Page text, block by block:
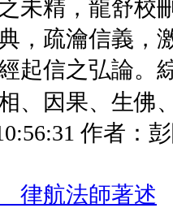
未精，龍舒校
，疏瀹信義，
起信之弘論。
、因果、生佛
作者：
律航法師著述